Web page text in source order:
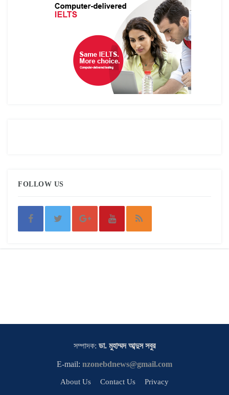
FOLLOW US
সম্পাদক: ডা. মুহাম্মদ আব্দুস সবুর
E-mail: nzonebdnews@gmail.com
About Us Contact Us Privacy